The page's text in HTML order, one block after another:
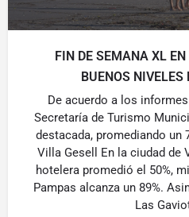
FIN DE SEMANA XL
BUENOS NIVELES
De acuerdo a los
Secretaría de Turismo
destacada, promediando un
Villa Gesell En la ciudad de
hotelera promedió el 50%,
Pampas alcanza un 89%.
Las